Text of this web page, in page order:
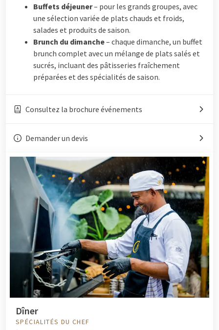
Buffets déjeuner– pour les grands groupes, avec
une sélection variée de plats chauds et froids,
salades et produits de saison.
Brunch du dimanche– chaque dimanche, un buffet
brunch complet avec un mélange de plats salés et
sucrés, incluant des pâtisseries fraîchement
préparées et des spécialités de saison.
Consultez la brochure événements
Demander un devis
Dîner
SPÉCIALITÉS DU CHEF